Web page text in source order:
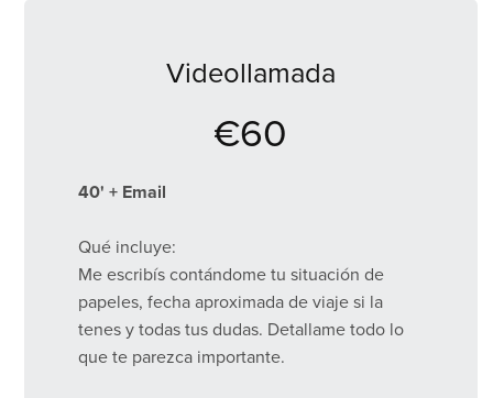
Tenés un documento que sirve como guía de
Videollamada
€60
40' + Email
Qué incluye:
Me escribís contándome tu situación de
papeles, fecha aproximada de viaje si la
tenes y todas tus dudas. Detallame todo lo
que te parezca importante.